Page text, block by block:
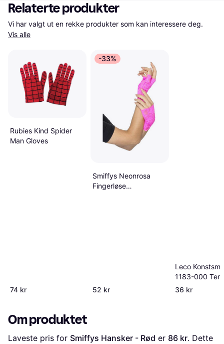
Relaterte produkter
Vis alle
Rubies Kind Spider
Man Gloves
74 kr
-33%
Smiffys Neonrosa
Fingerløse
52 kr
Leco
1183-000
17 cm Rødt
36 kr
Om produktet
Laveste pris for Smiffys Hansker - Rød er 86 kr. Dette